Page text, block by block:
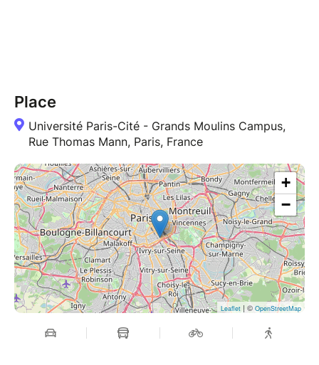
Place
Université Paris-Cité - Grands Moulins Campus,
Rue Thomas Mann, Paris, France
+
−
Leaflet | © OpenStreetMap